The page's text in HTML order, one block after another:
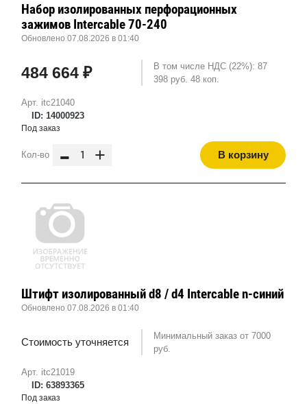
Арт. itc21040
ID: 14000923
Набор изолированных перфорационных
зажимов Intercable 70-240
Обновлено 07.08.2026 в 01:40
484 664 ₽
В том числе НДС (22%): 87
398 руб. 48 коп.
Под заказ
Кол-во - + В корзину
Арт. itc21019
ID: 63893365
Штифт изолированный d8 / d4 Intercable n-синий
Обновлено 07.08.2026 в 01:40
Стоимость уточняется
Минимальный заказ от 7000
руб.
Под заказ